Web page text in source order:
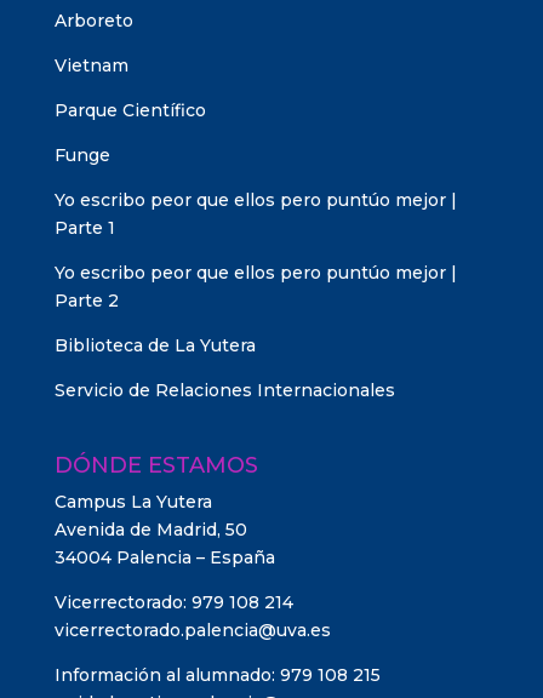
Arboreto
Vietnam
Parque Científico
Funge
Yo escribo peor que ellos pero puntúo mejor |
Parte 1
Yo escribo peor que ellos pero puntúo mejor |
Parte 2
Biblioteca de La Yutera
Servicio de Relaciones Internacionales
DÓNDE ESTAMOS
Campus La Yutera
Avenida de Madrid, 50
34004 Palencia – España
Vicerrectorado: 979 108 214
vicerrectorado.palencia@uva.es
Información al alumnado: 979 108 215